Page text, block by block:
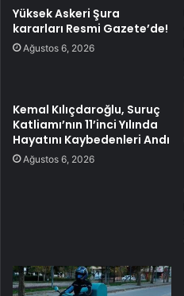
Yüksek Askeri Şura
kararları Resmi Gazete’de!
Ağustos 6, 2026
Kemal Kılıçdaroğlu, Suruç
Katliamı’nın 11’inci Yılında
Hayatını Kaybedenleri Andı
Ağustos 6, 2026